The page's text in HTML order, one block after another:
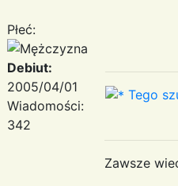
Płeć:
Debiut:
2005/04/01
Wiadomości:
342
Tego
Zawsze